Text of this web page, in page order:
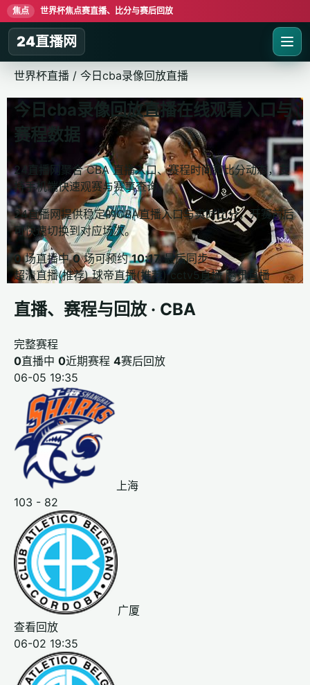
焦点 世界杯焦点赛直播、比分与赛后回放
24直播网
世界杯直播 / 今日cba录像回放直播
今日cba录像回放直播在线观看入口与
赛程数据
24直播网聚合 CBA 直播入口、赛程时间和比分动态，支
持手机端快速观赛与赛事查询。
24直播网提供稳定的CBA直播入口与实时比分，开赛前后
可快速切换到对应场次。
0场直播中 0场可预约 10:17最后同步
超清直播(推荐) 球帝直播(推荐) cctv5直播 腾讯直播
直播、赛程与回放 · CBA
完整赛程
0直播中 0近期赛程 4赛后回放
06-05 19:35
上海
103 - 82
广厦
查看回放
06-02 19:35